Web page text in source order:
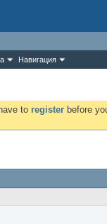
Навигация
to register before